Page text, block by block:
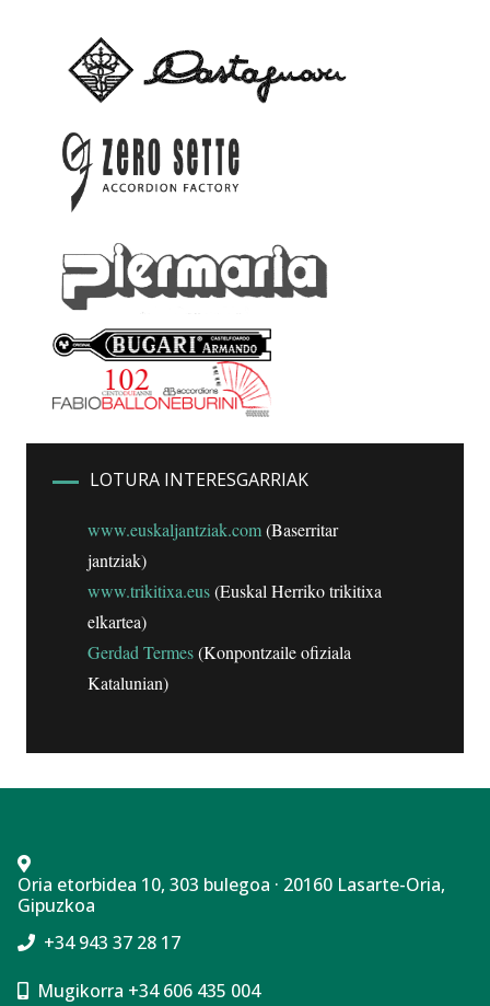
LOTURA INTERESGARRIAK
www.euskaljantziak.com(Baserritar
jantziak)
www.trikitixa.eus(Euskal Herriko trikitixa
elkartea)
Gerdad Termes(Konpontzaile ofiziala
Katalunian)
Oria etorbidea 10, 303 bulegoa · 20160 Lasarte-Oria,
Gipuzkoa
+34 943 37 28 17
Mugikorra +34 606 435 004